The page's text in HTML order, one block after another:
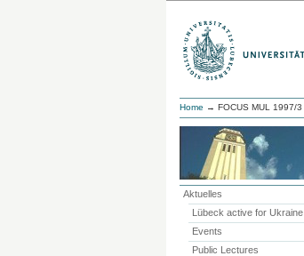
Home → FOCUS MUL 1997/3
Aktuelles
Lübeck active for Ukraine
Events
Public Lectures